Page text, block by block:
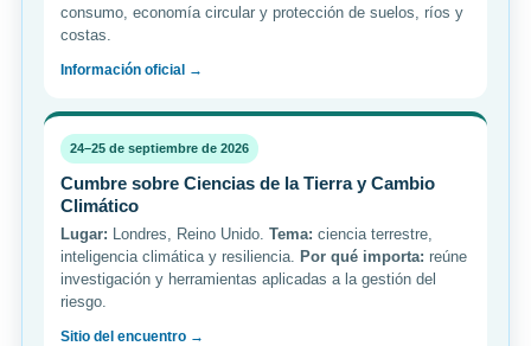
consumo, economía circular y protección de suelos, ríos y
costas.
Información oficial →
24–25 de septiembre de 2026
Cumbre sobre Ciencias de la Tierra y Cambio
Climático
Lugar: Londres, Reino Unido. Tema: ciencia terrestre,
inteligencia climática y resiliencia.
Por qué importa: reúne
investigación y herramientas aplicadas a la gestión del
riesgo.
Sitio del encuentro →